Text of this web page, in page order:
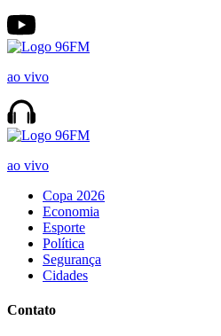
ao vivo
ao vivo
Copa 2026
Economia
Esporte
Política
Segurança
Cidades
Contato